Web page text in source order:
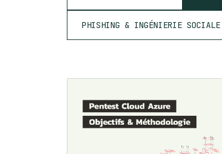
PHISHING & INGÉNIERIE SOCIALE